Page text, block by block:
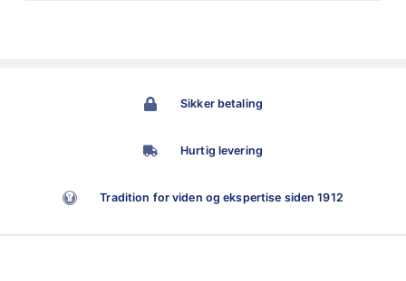
Sikker betaling
Hurtig levering
Tradition for viden og ekspertise siden 1912